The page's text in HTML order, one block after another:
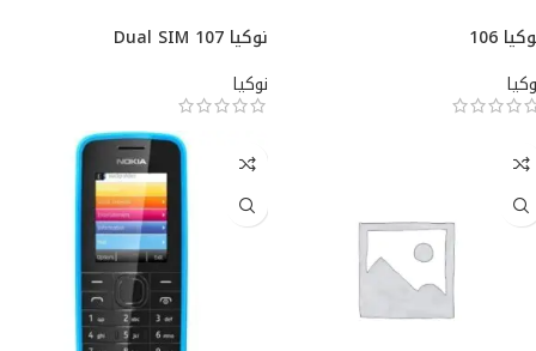
106
نوكيا 107 Dual SIM
نوكيا